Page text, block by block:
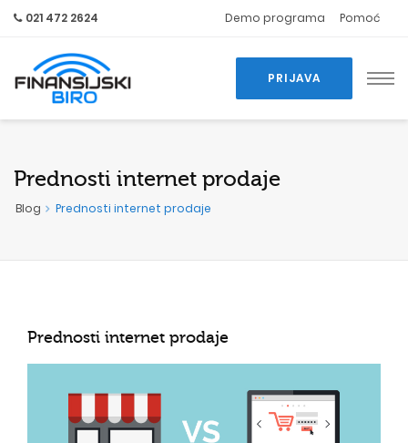
021 472 2624 Demo programa Pomoć
PRIJAVA
Prednosti internet prodaje
Blog Prednosti internet prodaje
Prednosti internet prodaje